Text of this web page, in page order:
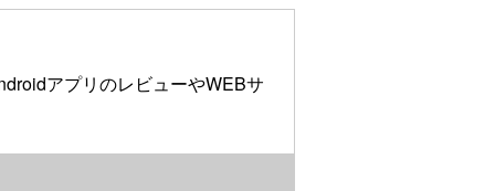
アプリのレビューやWEBサ